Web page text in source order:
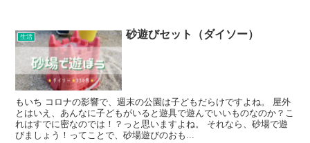
生活 砂遊びセット（ダイソー）
もいち コロナの影響で、週末の公園は子どもだらけですよね。 屋外
とはいえ、あんなに子どもがいると遊具で遊んでいいものなのか？こ
れはすでに密なのでは！？っと思いますよね。 それなら、砂場で遊
びましょう！ってことで、砂場遊びのおも...